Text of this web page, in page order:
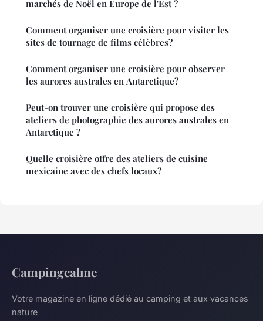
marchés de Noël en Europe de l'Est ?
Comment organiser une croisière pour visiter les
sites de tournage de films célèbres?
Comment organiser une croisière pour observer
les aurores australes en Antarctique?
Peut-on trouver une croisière qui propose des
ateliers de photographie des aurores australes en
Antarctique ?
Quelle croisière offre des ateliers de cuisine
mexicaine avec des chefs locaux?
Campingcalme
Votre magazine en ligne dédié au camping et aux vacances
nature